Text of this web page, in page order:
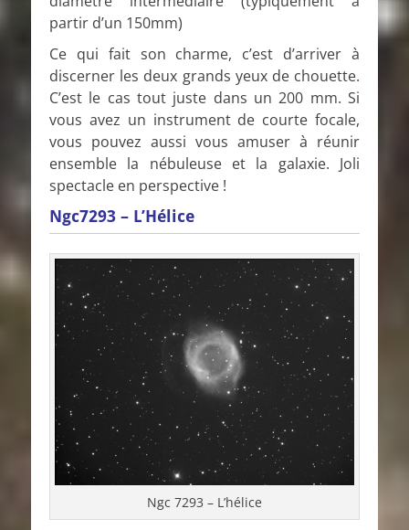
partir d’un 150mm)
Ce qui fait son charme, c’est d’arriver à
discerner les deux grands yeux de chouette.
C’est le cas tout juste dans un 200 mm. Si
vous avez un instrument de courte focale,
vous pouvez aussi vous amuser à réunir
ensemble la nébuleuse et la galaxie. Joli
spectacle en perspective !
Ngc7293 – L’Hélice
Ngc 7293 – L’hélice